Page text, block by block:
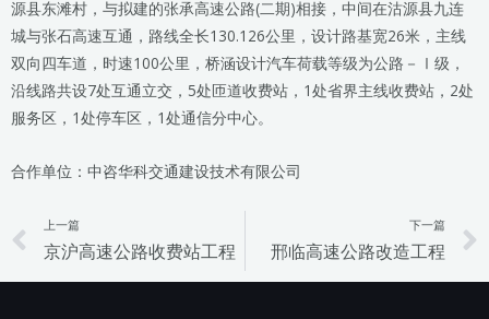
源县东滩村，与拟建的张承高速公路(二期)相接，中间在沽源县九连
城与张石高速互通，路线全长130.126公里，设计路基宽26米，主线
双向四车道，时速100公里，桥涵设计汽车荷载等级为公路－Ⅰ级，
沿线路共设7处互通立交，5处匝道收费站，1处省界主线收费站，2处
服务区，1处停车区，1处通信分中心。
合作单位：中咨华科交通建设技术有限公司
Prev
上一篇
京沪高速公路收费站工程
下一篇
邢临高速公路改造工程